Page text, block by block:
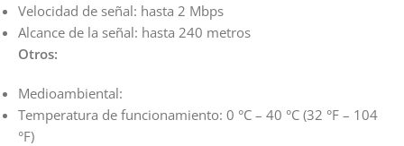
Velocidad de señal: hasta 2 Mbps
Alcance de la señal: hasta 240 metros
Otros:
Medioambiental:
Temperatura de funcionamiento: 0 °C – 40 °C (32 °F – 104
°F)